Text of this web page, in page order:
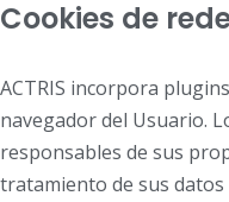
Cookies de
ACTRIS incorpora
navegador del Usuario.
responsables de sus
tratamiento de sus